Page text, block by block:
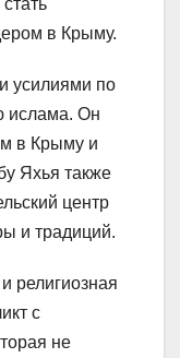
в Крыму.
усилиями по
ислама. Он
в Крыму и
Яхья также
центр
и традиций.
религиозная
с
не